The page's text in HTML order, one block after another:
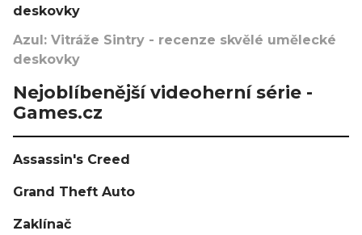
deskovky
Azul: Vitráže Sintry - recenze skvělé umělecké
deskovky
Nejoblíbenější videoherní série -
Games.cz
Assassin's Creed
Grand Theft Auto
Zaklínač